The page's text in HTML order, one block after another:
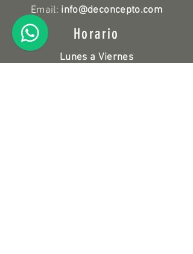
Email: info@deconcepto.com
Horario
Lunes a Viernes